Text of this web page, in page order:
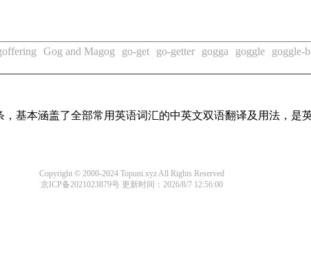
Gog and Magog go-get go-getter gogga goggle goggle-
基本涵盖了全部常用英语词汇的中英文双语翻译及用法，是
Copyright © 2000-2024 Topuni.xyz All Rights Reserved
京ICP备2021023879号更新时间：2026/8/7 12:56:00